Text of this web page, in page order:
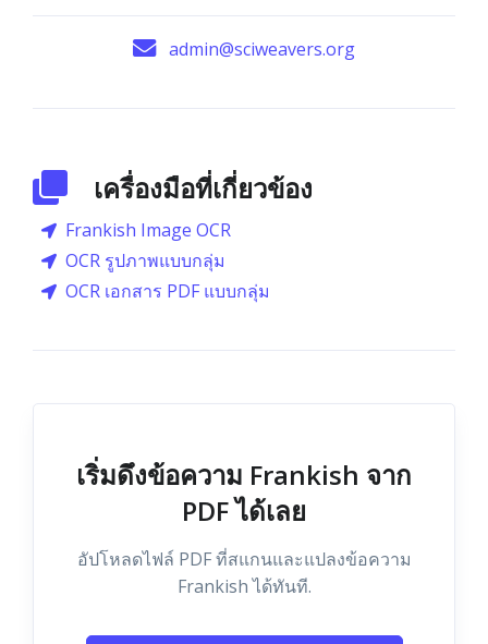
admin@sciweavers.org
เครื่องมือที่เกี่ยวข้อง
Frankish Image OCR
OCR รูปภาพแบบกลุ่ม
OCR เอกสาร PDF แบบกลุ่ม
เริ่มดึงข้อความ Frankish จาก
PDF ได้เลย
อัปโหลดไฟล์ PDF ที่สแกนและแปลงข้อความ
Frankish ได้ทันที.